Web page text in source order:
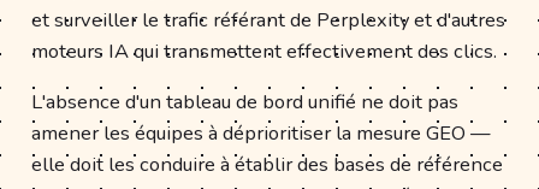
et surveiller le trafic référant de Perplexity et d'autres
moteurs IA qui transmettent effectivement des clics.
L'absence d'un tableau de bord unifié ne doit pas
amener les équipes à déprioritiser la mesure GEO —
elle doit les conduire à établir des bases de référence